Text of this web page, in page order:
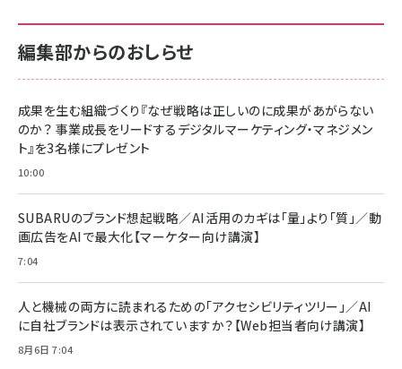
￥880
anan(アンアン)2026/06/24号 No.2500増刊
スペシャルエディション[王道エンタメの矜持／
￥1,100
anan(アンアン)2026/07/08号 No.2502[2026
￥880
ママ投資家が育休中に１億貯めた株式投資
組織の成果を最大化する ルールのデザイン
￥1,980
サポート正規品 メーカー保証5年 KLMEA128G
NIMASO ガラスフィルム iPhone 17 用 保護フィ
すい ガイド枠付き いPhone17 (6.3インチ) 対応
2枚セット DSP25F1698
￥1,599
￥6,980
全ワイヤレスイヤホン/アクティブノイズキャンセリ
技術基準適合】ブラック
￥5,990
サポート正規品 メーカー保証5年 KLMEA128G
Amazon eギフトカード - Amazonロゴ - クラ
￥5,000
Anker PowerLine III Flow USB-C & USB-C
Pro/Air 各種対応 (1.8m ミッドナイトブラック)
￥1,890
サッポロ 生ビール 黒ラベル 350ml 缶 24本 ビー
ル ケース買い【6/30応募〆切! 黒ラベルビヤセラー
編集部からのおしらせ
成果を生む組織づくり『なぜ戦略は正しいのに成果があがらない
のか？ 事業成長をリードするデジタルマーケティング・マネジメン
ト』を3名様にプレゼント
10:00
SUBARUのブランド想起戦略／AI活用のカギは「量」より「質」／動
画広告をAIで最大化【マーケター向け講演】
7:04
人と機械の両方に読まれるための「アクセシビリティツリー」／AI
に自社ブランドは表示されていますか？【Web担当者向け講演】
8月6日 7:04